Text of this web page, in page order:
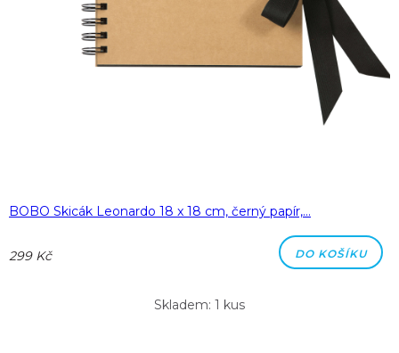
BOBO Skicák Leonardo 18 x 18 cm, černý papír,…
299 Kč DO KOŠÍKU
Skladem: 1 kus